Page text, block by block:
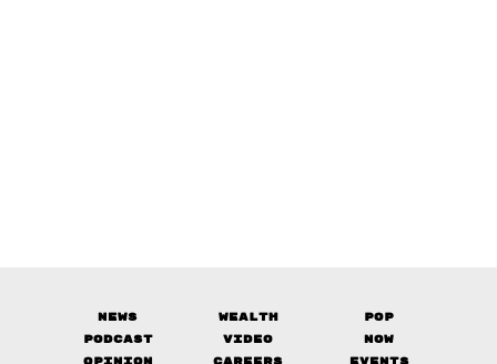
News Wealth
Pop
Podcast
Video
Now
Opinion
Careers Events